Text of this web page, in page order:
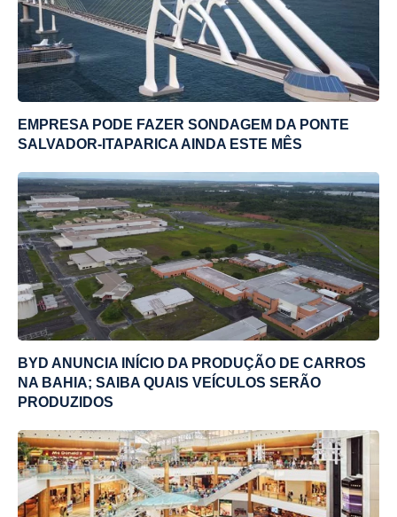
EMPRESA PODE FAZER SONDAGEM DA PONTE
SALVADOR-ITAPARICA AINDA ESTE MÊS
BYD ANUNCIA INÍCIO DA PRODUÇÃO DE CARROS
NA BAHIA; SAIBA QUAIS VEÍCULOS SERÃO
PRODUZIDOS